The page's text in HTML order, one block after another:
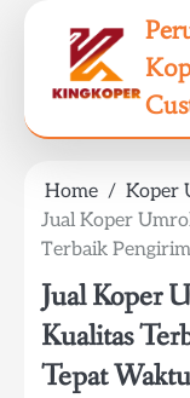
Home
Koper
Jual Koper
Terbaik
Jual Koper
Kualitas
Tepat Waktu